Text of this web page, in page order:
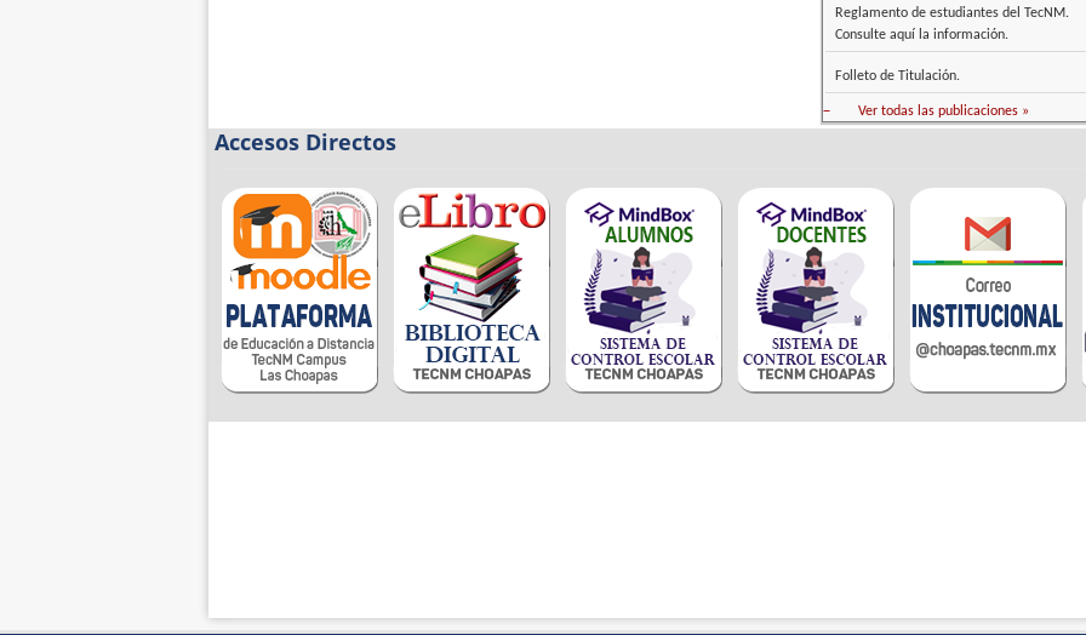
Reglamento de estudiantes del TecNM.
Consulte aquí la información.
Folleto de Titulación.
– Ver todas las publicaciones »
Accesos Directos